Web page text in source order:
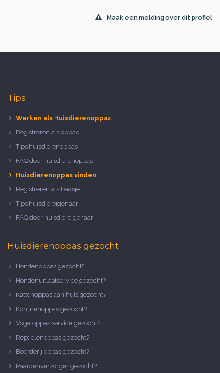
Maak een melding over dit profiel
Tips
Werken als Huisdierenoppas
Registreren als oppas
Tips huisdierenoppas
FAQ door huisdierenoppas
Huisdierenoppas vinden
Registreren als baasje
Tips huisdiereigenaar
FAQ door huisdiereigenaar
Huisdierenoppas gezocht
Hondenoppas gezocht?
Hondenuitlaatservice gezocht?
Kattenoppas aan huis gezocht?
Konijnenoppas gezocht?
Vogeloppas service gezocht?
Reptielenoppas gezocht?
Boerderij oppas gezocht?
Paardenverzorger gezocht?